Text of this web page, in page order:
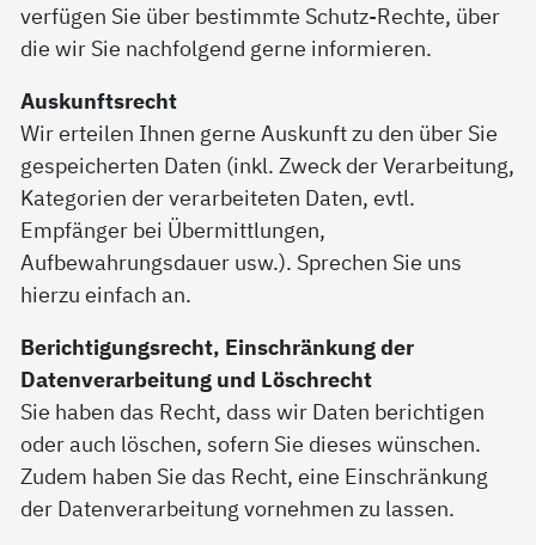
verfügen Sie über bestimmte Schutz-Rechte, über
die wir Sie nachfolgend gerne informieren.
Auskunftsrecht
Wir erteilen Ihnen gerne Auskunft zu den über Sie
gespeicherten Daten (inkl. Zweck der Verarbeitung,
Kategorien der verarbeiteten Daten, evtl.
Empfänger bei Übermittlungen,
Aufbewahrungsdauer usw.). Sprechen Sie uns
hierzu einfach an.
Berichtigungsrecht, Einschränkung der
Datenverarbeitung und Löschrecht
Sie haben das Recht, dass wir Daten berichtigen
oder auch löschen, sofern Sie dieses wünschen.
Zudem haben Sie das Recht, eine Einschränkung
der Datenverarbeitung vornehmen zu lassen.